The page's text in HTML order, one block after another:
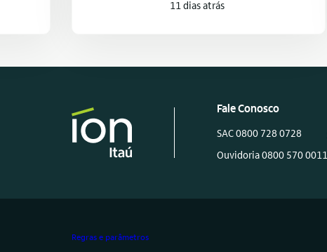
11 dias atrás
Fale Conosco
SAC 0800 728 0728
Ouvidoria 0800 570 0011
Regras e parâmetros